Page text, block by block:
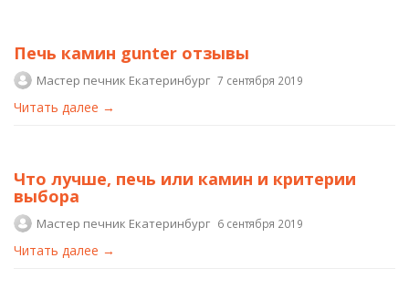
Печь камин gunter отзывы
Мастер печник Екатеринбург 7 сентября 2019
Читать далее →
Что лучше, печь или камин и критерии
выбора
Мастер печник Екатеринбург 6 сентября 2019
Читать далее →